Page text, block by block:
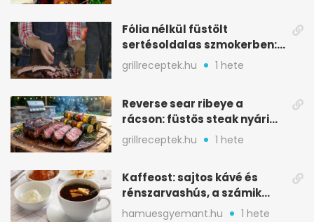
Fólia nélkül füstölt
sertésoldalas szmokerben:
ropogós bark, 6 óra
grillreceptek.hu 1 hete
Reverse sear ribeye a
rácson: füstös steak nyári
tökkebabbal
grillreceptek.hu 1 hete
Kaffeost: sajtos kávé és
rénszarvashús, a számik
melegítő itala
hamuesgyemant.hu 1 hete